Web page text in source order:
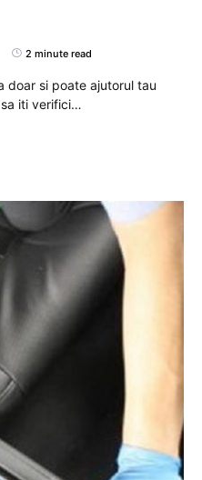
2 minute read
doar si poate ajutorul tau
iti verifici…